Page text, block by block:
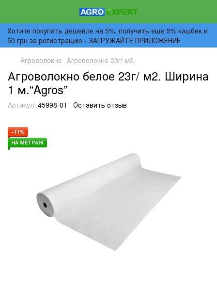
Хотите покупать дешевле на 5%, получить еще 5% кэшбек и
50 грн за регистрацию - ЗАГРУЖАЙТЕ ПРИЛОЖЕНИЕ
Агроволокно Агроволокно 23г/ м2.
Агроволокно белое 23г/ м2. Ширина
1 м.“Agros”
Артикул: 45998-01 Оставить отзыв
−11%
НА МЕТРАЖ